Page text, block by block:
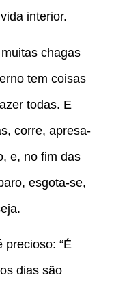
interior.
chagas
tem coisas
todas. E
corre, apresa-
e, no fim das
esgota-se,
“É
dias são